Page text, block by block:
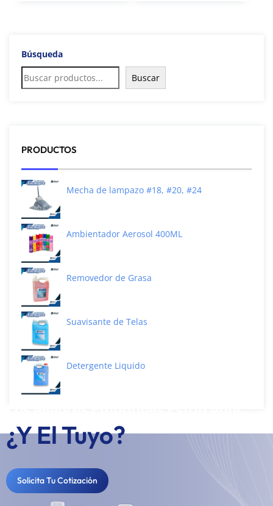
Búsqueda
Buscar
PRODUCTOS
Mecha de lampazo #18, #20, #24
Ambientador Aerosol 400ML
Removedor de Grasa
Suavisante de Telas
Detergente Liquido
¿Y El Tuyo?
Solicita Tu Cotización